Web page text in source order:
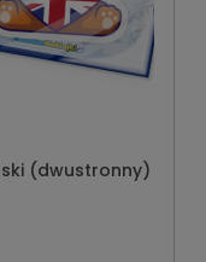
(dwustronny)